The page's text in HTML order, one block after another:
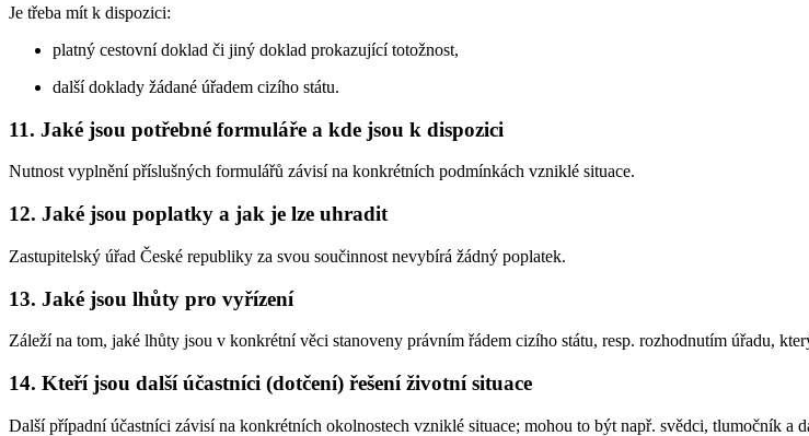
Je třeba mít k dispozici:
platný cestovní doklad či jiný doklad prokazující totožnost,
další doklady žádané úřadem cizího státu.
11. Jaké jsou potřebné formuláře a kde jsou k dispozici
Nutnost vyplnění příslušných formulářů závisí na konkrétních podmínkách vzniklé situace.
12. Jaké jsou poplatky a jak je lze uhradit
Zastupitelský úřad České republiky za svou součinnost nevybírá žádný poplatek.
13. Jaké jsou lhůty pro vyřízení
Záleží na tom, jaké lhůty jsou v konkrétní věci stanoveny právním řádem cizího státu, resp. rozhodnutím úřadu,
14. Kteří jsou další účastníci (dotčení) řešení životní situace
Další případní účastníci závisí na konkrétních okolnostech vzniklé situace; mohou to být např. svědci, tlumočník a